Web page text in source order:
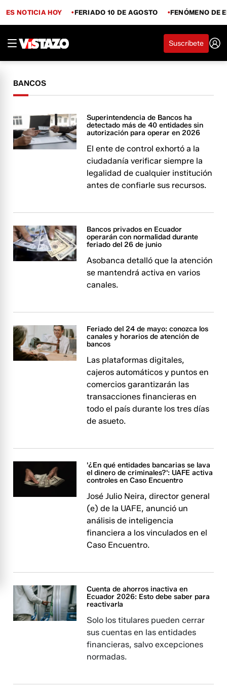
ES NOTICIA HOY FERIADO 10 DE AGOSTO FENÓMENO DE
Suscríbete
BANCOS
Superintendencia de Bancos ha
detectado más de 40 entidades sin
autorización para operar en 2026
El ente de control exhortó a la
ciudadanía verificar siempre la
legalidad de cualquier institución
antes de confiarle sus recursos.
Bancos privados en Ecuador
operarán con normalidad durante
feriado del 26 de junio
Asobanca detalló que la atención
se mantendrá activa en varios
canales.
Feriado del 24 de mayo: conozca los
canales y horarios de atención de
bancos
Las plataformas digitales,
cajeros automáticos y puntos en
comercios garantizarán las
transacciones financieras en
todo el país durante los tres días
de asueto.
'¿En qué entidades bancarias se lava
el dinero de criminales?': UAFE activa
controles en Caso Encuentro
José Julio Neira, director general
(e) de la UAFE, anunció un
análisis de inteligencia
financiera a los vinculados en el
Caso Encuentro.
Cuenta de ahorros inactiva en
Ecuador 2026: Esto debe saber para
reactivarla
Solo los titulares pueden cerrar
sus cuentas en las entidades
financieras, salvo excepciones
normadas.